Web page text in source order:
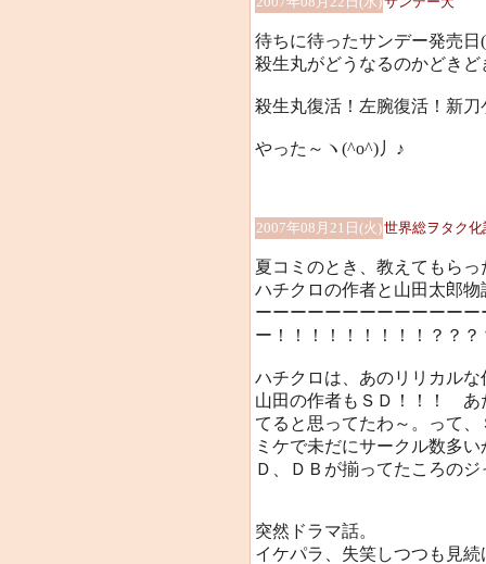
待ちに待ったサンデー発売日
殺生丸がどうなるのかどきど
殺生丸復活！左腕復活！新刀
やった～ヽ(^o^)丿♪
2007年08月21日(火)世界総ヲタク化
夏コミのとき、教えてもら
ハチクロの作者と山田太郎
ーーーーーーーーーーーー
ー！！！！！！！！！？？
ハチクロは、あのリリカル
山田の作者もＳＤ！！！ あ
てると思ってたわ～。って
ミケで未だにサークル数多
Ｄ、ＤＢが揃ってたころの
突然ドラマ話。
イケパラ、失笑しつつも見